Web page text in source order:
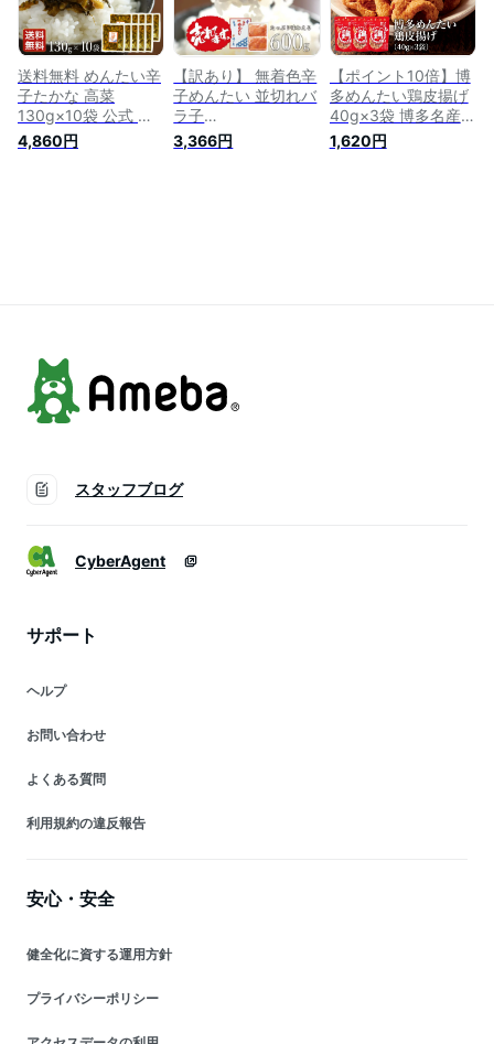
【公式ストア】
送料無料 めんたい辛
子たかな 高菜
130g×10袋 公式 辛
子 めんたい 福さ屋
／ 福さ屋 明太子 辛
4,860円
【訳あり】 無着色辛
子めんたい 並切れバ
ラ子
600g（300g×2）
／ 福さ屋 明太子 辛
3,366円
【ポイント10倍】博
多めんたい鶏皮揚げ
40g×3袋 博多名産
おつまみ 福さ屋 辛
子明太子 ／ 福さ屋
1,620円
スタッフブログ
CyberAgent
サポート
ヘルプ
お問い合わせ
よくある質問
利用規約の違反報告
安心・安全
健全化に資する運用方針
プライバシーポリシー